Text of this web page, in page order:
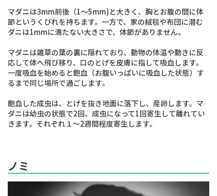
マダニは3mm前後（1〜5mm)と大きく、胸とお腹の間に体
節というくびれを持ちます。一方で、家の絨毯や布団に潜む
ダニは1mmに満たない大きさで、体節がありません。
マダニは雑草の葉の裏に隠れており、動物の体温や動きに反
応して体へ飛び移り、口のとげを皮膚に指して吸血します。
一度吸血を始めると飽血（お腹いっぱいに吸血した状態）す
るまで同じ場所で過ごします。
飽血した成虫は、とげを抜き地面に落下し、産卵します。マ
ダニは幼虫の状態で2回、成虫になって1回寄生して離れてい
きます。それぞれ１～2週間程度寄生します。
ノミ